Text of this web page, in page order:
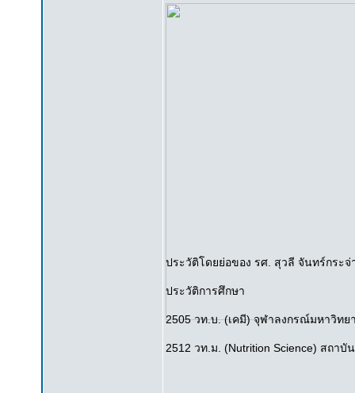
ประวัติโดยย่อของ รศ. สุวลี จันทร์กระจ่
ประวัติการศึกษา
2505 วท.บ. (เคมี) จุฬาลงกรณ์มหาวิทย
2512 วท.ม. (Nutrition Science) สถาบั